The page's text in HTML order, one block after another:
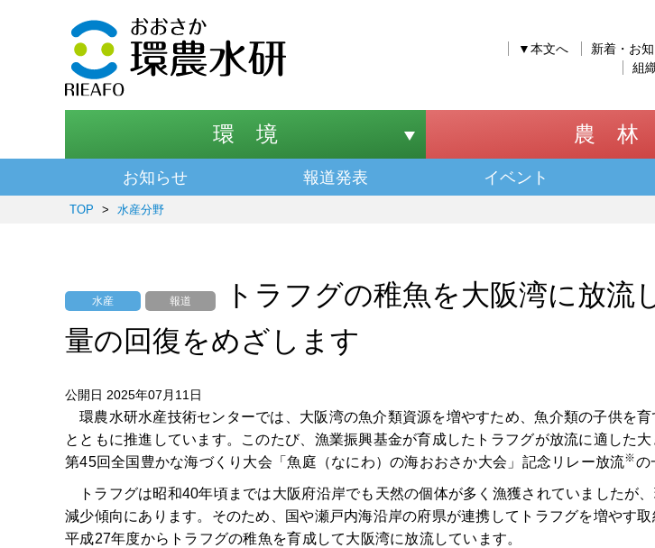
▼本文へ 新着・お
組
環 境 農 林
お知らせ 報道発表 イベント
TOP > 水産分野
水産 報道
トラフグの稚魚を大阪湾に放
量の回復をめざします
公開日 2025年07月11日
環農水研水産技術センターでは、大阪湾の魚介類資源を増やすため、魚介類の子供を
とともに推進しています。このたび、漁業振興基金が育成したトラフグが放流に適した
第45回全国豊かな海づくり大会「魚庭（なにわ）の海おおさか大会」記念リレー放流※の
トラフグは昭和40年頃までは大阪府沿岸でも天然の個体が多く漁獲されていましたが
減少傾向にあります。そのため、国や瀬戸内海沿岸の府県が連携してトラフグを増やす
平成27年度からトラフグの稚魚を育成して大阪湾に放流しています。